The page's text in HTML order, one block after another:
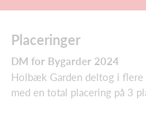
Placeringer
DM for Bygarder 2024
Holbæk Garden deltog i
med en total placering på 3